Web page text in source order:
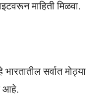
माहिती मिळवा.
भारतातील सर्वात मोठ्या
आहे.